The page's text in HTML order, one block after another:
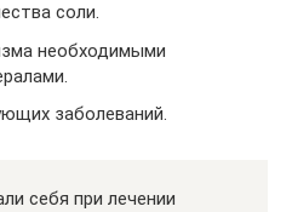
соли.
необходимыми
заболеваний.
себя при лечении